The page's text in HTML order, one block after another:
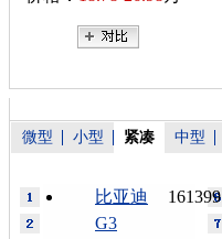
微型 小型 紧凑 中型
161399
比亚迪
G3